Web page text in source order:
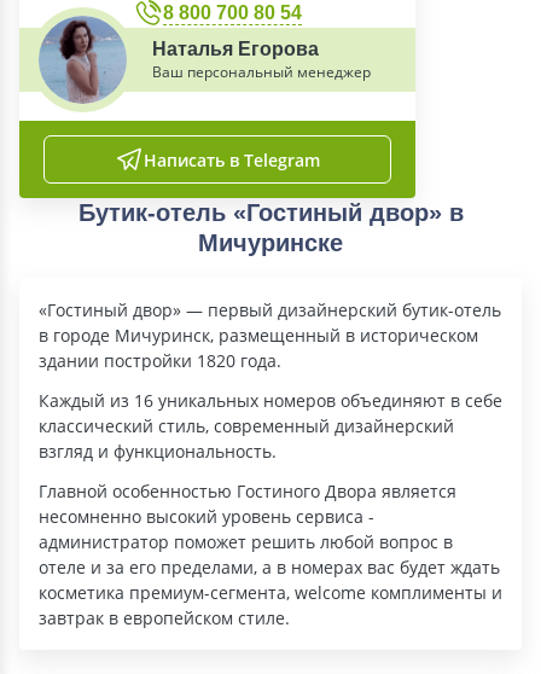
8 800 700 80 54
Наталья Егорова
Ваш персональный менеджер
Написать в Telegram
Бутик-отель «Гостиный двор» в
Мичуринске
«Гостиный двор» — первый дизайнерский бутик-отель
в городе Мичуринск, размещенный в историческом
здании постройки 1820 года.
Каждый из 16 уникальных номеров объединяют в себе
классический стиль, современный дизайнерский
взгляд и функциональность.
Главной особенностью Гостиного Двора является
несомненно высокий уровень сервиса -
администратор поможет решить любой вопрос в
отеле и за его пределами, а в номерах вас будет ждать
косметика премиум-сегмента, welcome комплименты и
завтрак в европейском стиле.